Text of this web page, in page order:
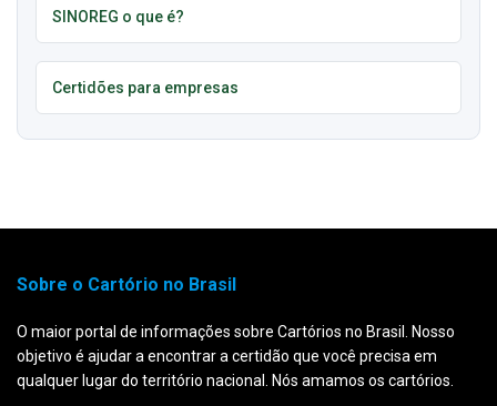
SINOREG o que é?
Certidões para empresas
Sobre o Cartório no Brasil
O maior portal de informações sobre Cartórios no Brasil. Nosso
objetivo é ajudar a encontrar a certidão que você precisa em
qualquer lugar do território nacional. Nós amamos os cartórios.